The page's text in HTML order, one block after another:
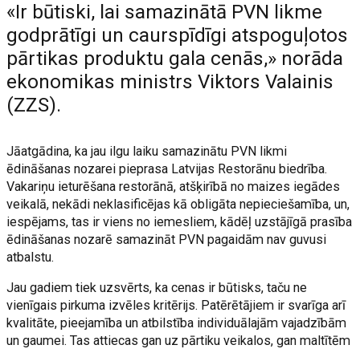
«Ir būtiski, lai samazinātā PVN likme
godprātīgi un caurspīdīgi atspoguļotos
pārtikas produktu gala cenās,» norāda
ekonomikas ministrs Viktors Valainis
(ZZS).
Jāatgādina, ka jau ilgu laiku samazinātu PVN likmi
ēdināšanas nozarei pieprasa Latvijas Restorānu biedrība.
Vakariņu ieturēšana restorānā, atšķirībā no maizes iegādes
veikalā, nekādi neklasificējas kā obligāta nepieciešamība, un,
iespējams, tas ir viens no iemesliem, kādēļ uzstājīgā prasība
ēdināšanas nozarē samazināt PVN pagaidām nav guvusi
atbalstu.
Jau gadiem tiek uzsvērts, ka cenas ir būtisks, taču ne
vienīgais pirkuma izvēles kritērijs. Patērētājiem ir svarīga arī
kvalitāte, pieejamība un atbilstība individuālajām vajadzībām
un gaumei. Tas attiecas gan uz pārtiku veikalos, gan maltītēm